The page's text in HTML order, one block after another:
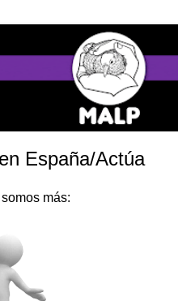
España/Actúa
más: